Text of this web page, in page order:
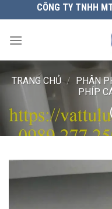
đến
nội
CÔNG TY TNHH
TRANG CHỦ / PHÂN
PHÍP